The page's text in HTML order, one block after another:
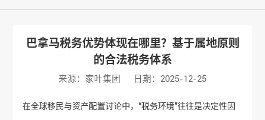
巴拿马税务优势体现在哪里？基于属地原则
的合法税务体系
来源：家叶集团 日期：2025-12-25
在全球移民与资产配置讨论中，“税务环境”往往是决定性因